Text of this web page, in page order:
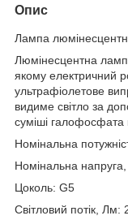
Опис
Лампа
Люмінесцентна
якому електричний
ультрафіолетове
видиме світло за
суміші галофосфата
Номінальна
Номінальна
Цоколь: G5
Світловий потік, Лм: